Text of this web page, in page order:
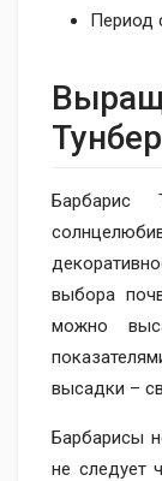
Период
выбора
можно
высадки –
Барбарисы
не следует